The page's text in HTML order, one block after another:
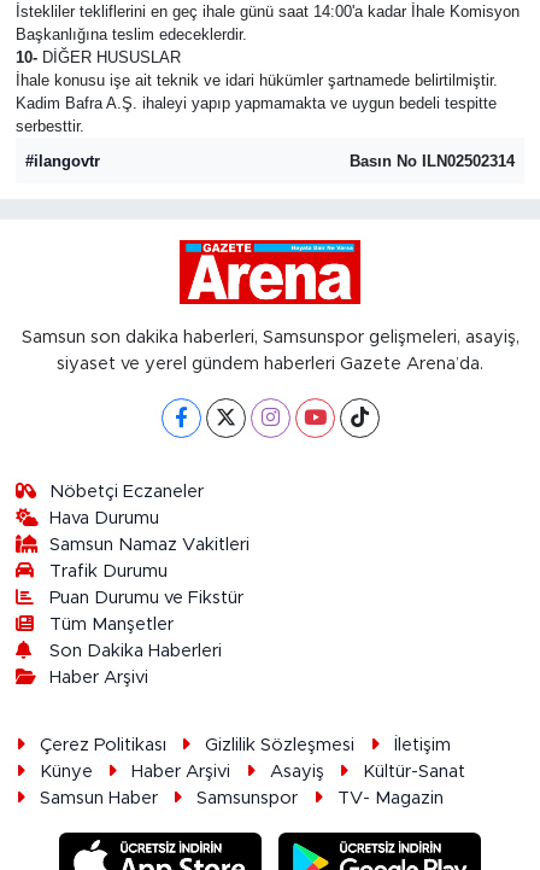
İstekliler tekliflerini en geç ihale günü saat 14:00'a kadar İhale Komisyon
Başkanlığına teslim edeceklerdir.
10- DİĞER HUSUSLAR
İhale konusu işe ait teknik ve idari hükümler şartnamede belirtilmiştir.
Kadim Bafra A.Ş. ihaleyi yapıp yapmamakta ve uygun bedeli tespitte
serbesttir.
#ilangovtr
Basın No ILN02502314
Samsun son dakika haberleri, Samsunspor gelişmeleri, asayiş,
siyaset ve yerel gündem haberleri Gazete Arena’da.
Nöbetçi Eczaneler
Hava Durumu
Samsun Namaz Vakitleri
Trafik Durumu
Puan Durumu ve Fikstür
Tüm Manşetler
Son Dakika Haberleri
Haber Arşivi
Çerez Politikası Gizlilik Sözleşmesi
İletişim
Künye
Haber Arşivi Asayiş
Kültür-Sanat
Samsun Haber
Samsunspor TV- Magazin